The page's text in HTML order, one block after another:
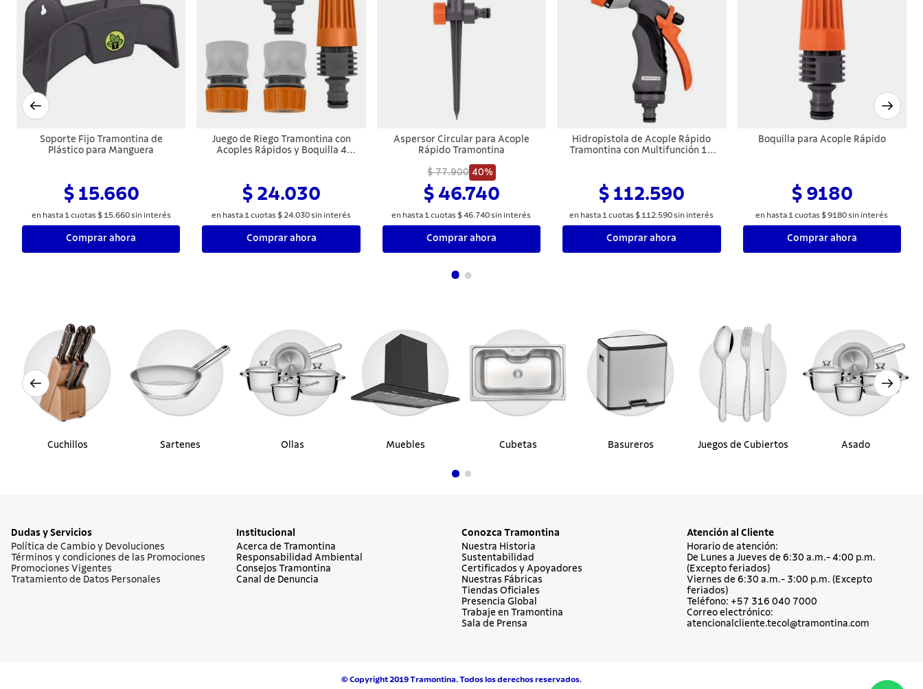
Soporte Fijo Tramontina de
Plástico para Manguera
$ 15.660
en hasta 1 cuotas $ 15.660sin interés
Comprar ahora
Juego de Riego Tramontina con
Acoples Rápidos y Boquilla 4
$ 24.030
en hasta 1 cuotas $ 24.030sin interés
Comprar ahora
Aspersor Circular para Acople
Rápido Tramontina
$ 77.900 40%
$ 46.740
en hasta 1 cuotas $ 46.740sin interés
Comprar ahora
Hidropistola de Acople Rápido
Tramontina con Multifunción 10
$ 112.590
en hasta 1 cuotas $ 112.590sin interés
Comprar ahora
Boquilla para Acople Rápido
$ 9180
en hasta 1 cuotas $9180sin interés
Comprar ahora
Cuchillos Sartenes Ollas Muebles Cubetas Basureros Juegos de Cubiertos Asado
Dudas y Servicios
Política de Cambio y Devoluciones
Términos y condiciones de las Promociones
Promociones Vigentes
Tratamiento de Datos Personales
Institucional
Acerca de Tramontina
Responsabilidad Ambiental
Consejos Tramontina
Canal de Denuncia
Conozca Tramontina
Nuestra Historia
Sustentabilidad
Certificados y Apoyadores
Nuestras Fábricas
Tiendas Oficiales
Presencia Global
Trabaje en Tramontina
Sala de Prensa
Atención al Cliente
Horario de atención:
De Lunes a Jueves de 6:30 a.m.- 4:00 p.m.
(Excepto feriados)
Viernes de 6:30 a.m.- 3:00 p.m. (Excepto
feriados)
Teléfono: +57 316 040 7000
Correo electrónico:
atencionalcliente.tecol@tramontina.com
© Copyright 2019 Tramontina. Todos los derechos reservados.